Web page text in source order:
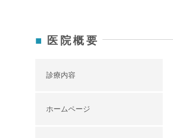
医院概要
診療内容
ホームページ